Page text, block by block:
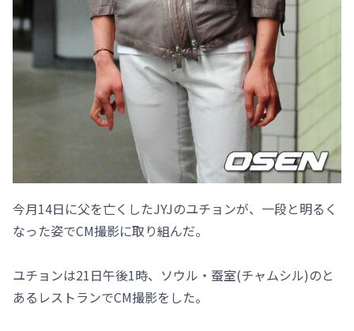
今月14日に父を亡くしたJYJのユチョンが、一段と明るく
なった姿でCM撮影に取り組んだ。
ユチョンは21日午後1時、ソウル・蚕室(チャムシル)のと
あるレストランでCM撮影をした。